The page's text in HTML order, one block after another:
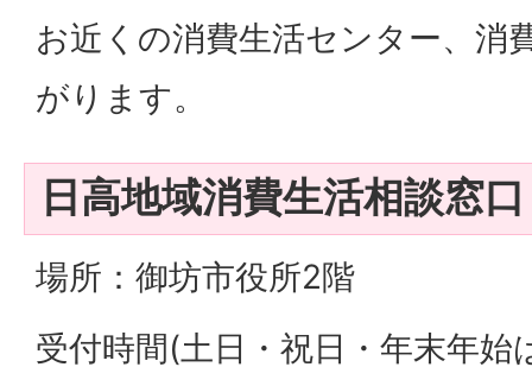
お近くの消費生活センター、消
がります。
日高地域消費生活相談窓口
場所：御坊市役所2階
受付時間(土日・祝日・年末年始